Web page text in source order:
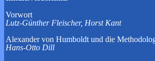
Vorwort
Lutz-Günther Fleischer, Horst Kant
Alexander von Humboldt und die
Hans-Otto Dill